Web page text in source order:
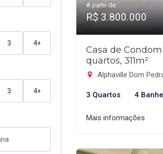
3 4+
3 4+
A partir de:
R$ 3.800.000
Casa de
quartos, 311m²
Alphaville Dom
3 Quartos 4
Mais informações